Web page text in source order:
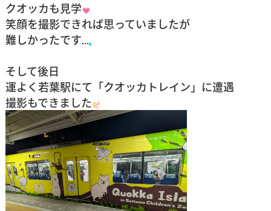
クオッカも見学
笑顔を撮影できれば思っていましたが
難しかったです
そして後日
運よく若葉駅にて「クオッカトレイン」に遭遇
撮影もできました